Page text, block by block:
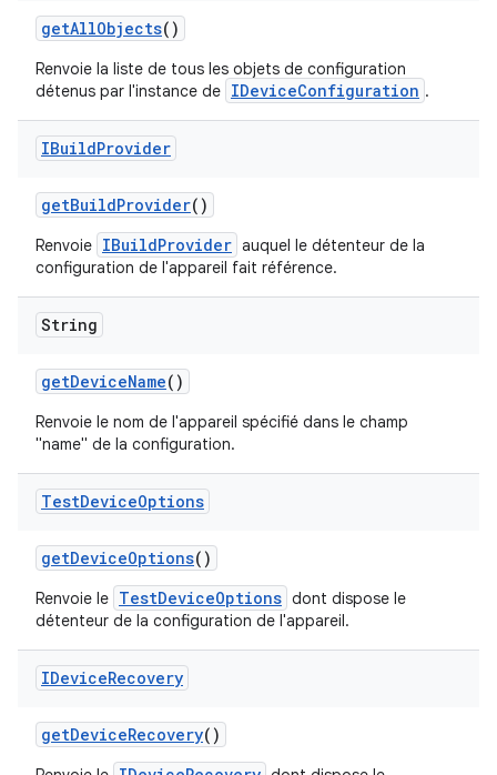
getAllObjects()
Renvoie la liste de tous les objets de configuration
détenus par l'instance de IDeviceConfiguration .
IBuildProvider
getBuildProvider()
Renvoie IBuildProvider auquel le détenteur de la
configuration de l'appareil fait référence.
String
getDeviceName()
Renvoie le nom de l'appareil spécifié dans le champ
"name" de la configuration.
TestDeviceOptions
getDeviceOptions()
Renvoie le TestDeviceOptions dont dispose le
détenteur de la configuration de l'appareil.
IDeviceRecovery
getDeviceRecovery()